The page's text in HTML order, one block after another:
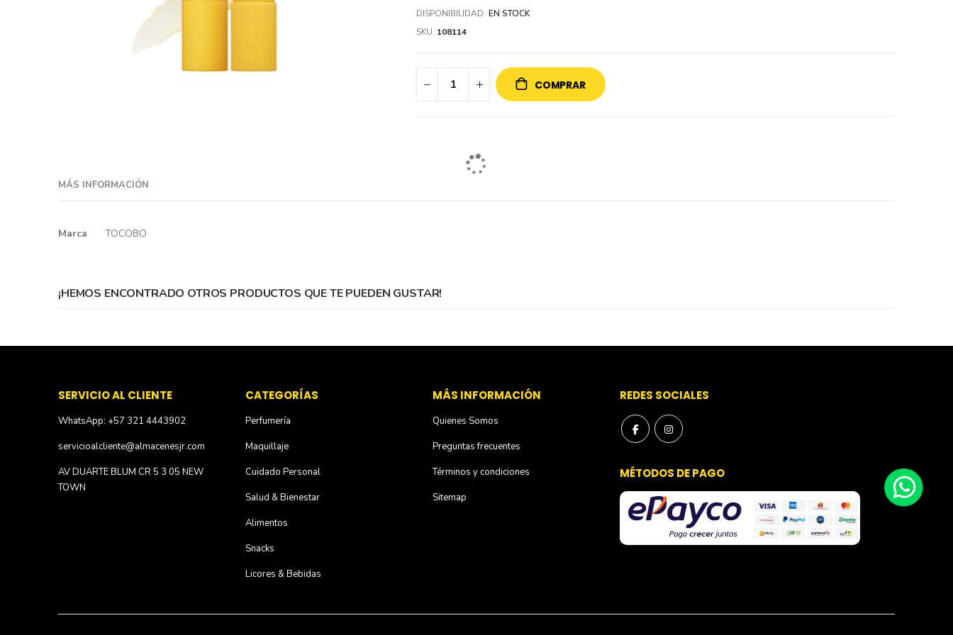
the
beginning
the
DISPONIBILIDAD: EN STOCK
SKU 108114
COMPRAR
MÁS INFORMACIÓN
Más
Marca TOCOBO
¡HEMOS ENCONTRADO OTROS PRODUCTOS QUE TE PUEDEN GUSTAR!
SERVICIO AL CLIENTE
WhatsApp: +57 321 4443902
servicioalcliente@almacenesjr.com
AV DUARTE BLUM CR 5 3 05 NEW
TOWN
CATEGORÍAS
Perfumería
Maquillaje
Cuidado Personal
Salud & Bienestar
Alimentos
Snacks
Licores & Bebidas
MÁS INFORMACIÓN
Quienes Somos
Preguntas frecuentes
Términos y condiciones
Sitemap
REDES SOCIALES
MÉTODOS DE PAGO